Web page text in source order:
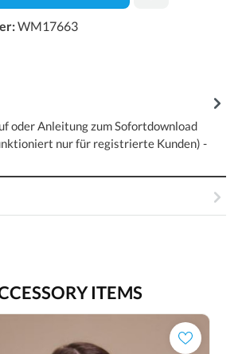
WM17663
oder Anleitung zum Sofortdownload
nur für registrierte Kunden) -
ITEMS